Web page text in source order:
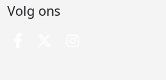
Volg ons